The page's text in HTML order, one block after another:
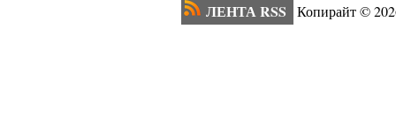
ЛЕНТА RSS Копирайт ©